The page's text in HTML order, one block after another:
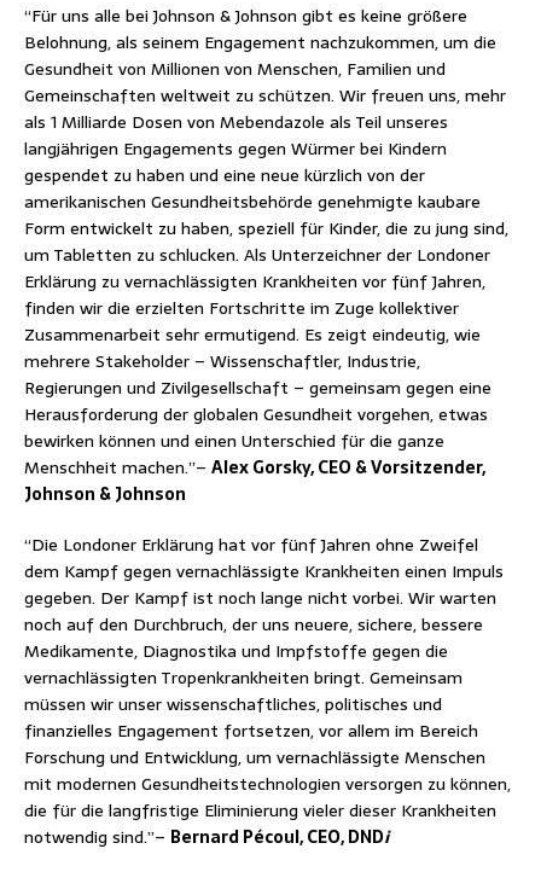
“Für uns alle bei Johnson & Johnson gibt es keine größere
Belohnung, als seinem Engagement nachzukommen, um die
Gesundheit von Millionen von Menschen, Familien und
Gemeinschaften weltweit zu schützen. Wir freuen uns, mehr
als 1 Milliarde Dosen von Mebendazole als Teil unseres
langjährigen Engagements gegen Würmer bei Kindern
gespendet zu haben und eine neue kürzlich von der
amerikanischen Gesundheitsbehörde genehmigte kaubare
Form entwickelt zu haben, speziell für Kinder, die zu jung sind,
um Tabletten zu schlucken. Als Unterzeichner der Londoner
Erklärung zu vernachlässigten Krankheiten vor fünf Jahren,
finden wir die erzielten Fortschritte im Zuge kollektiver
Zusammenarbeit sehr ermutigend. Es zeigt eindeutig, wie
mehrere Stakeholder – Wissenschaftler, Industrie,
Regierungen und Zivilgesellschaft – gemeinsam gegen eine
Herausforderung der globalen Gesundheit vorgehen, etwas
bewirken können und einen Unterschied für die ganze
Menschheit machen.”– Alex Gorsky, CEO & Vorsitzender,
Johnson & Johnson
“Die Londoner Erklärung hat vor fünf Jahren ohne Zweifel
dem Kampf gegen vernachlässigte Krankheiten einen Impuls
gegeben. Der Kampf ist noch lange nicht vorbei. Wir warten
noch auf den Durchbruch, der uns neuere, sichere, bessere
Medikamente, Diagnostika und Impfstoffe gegen die
vernachlässigten Tropenkrankheiten bringt. Gemeinsam
müssen wir unser wissenschaftliches, politisches und
finanzielles Engagement fortsetzen, vor allem im Bereich
Forschung und Entwicklung, um vernachlässigte Menschen
mit modernen Gesundheitstechnologien versorgen zu können,
die für die langfristige Eliminierung vieler dieser Krankheiten
notwendig sind.”– Bernard Pécoul, CEO, DNDi